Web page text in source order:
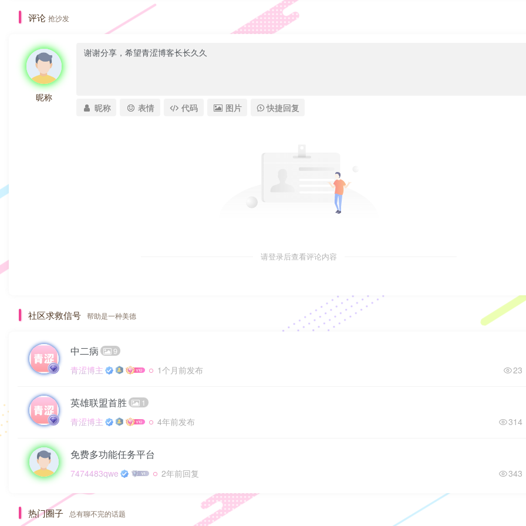
评论 抢沙发
昵称
昵称
表情 代码 图片 快捷回复
请登录后查看评论内容
社区求救信号 帮助是一种美德
中二病 9
青涩博主 1个月前发布 23
英雄联盟首胜 1
青涩博主 4年前发布 314
免费多功能任务平台
7474483qwe 2年前回复 343
热门圈子 总有聊不完的话题